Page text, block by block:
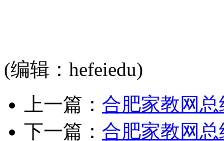
(编辑：hefeiedu)
上一篇： 合肥家教网
下一篇： 合肥家教网